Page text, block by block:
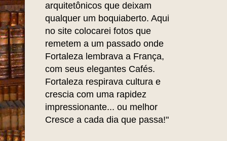
arquitetônicos que deixam
qualquer um boquiaberto. Aqui
no site colocarei fotos que
remetem a um passado onde
Fortaleza lembrava a França,
com seus elegantes Cafés.
Fortaleza respirava cultura e
crescia com uma rapidez
impressionante... ou melhor
Cresce a cada dia que passa!"